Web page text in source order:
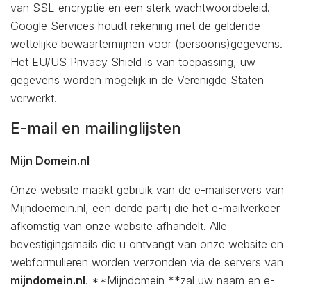
van SSL-encryptie en een sterk wachtwoordbeleid.
Google Services houdt rekening met de geldende
wettelijke bewaartermijnen voor (persoons)gegevens.
Het EU/US Privacy Shield is van toepassing, uw
gegevens worden mogelijk in de Verenigde Staten
verwerkt.
E-mail en mailinglijsten
Mijn Domein.nl
Onze website maakt gebruik van de e-mailservers van
Mijndoemein.nl, een derde partij die het e-mailverkeer
afkomstig van onze website afhandelt. Alle
bevestigingsmails die u ontvangt van onze website en
webformulieren worden verzonden via de servers van
mijndomein.nl. **Mijndomein **zal uw naam en e-